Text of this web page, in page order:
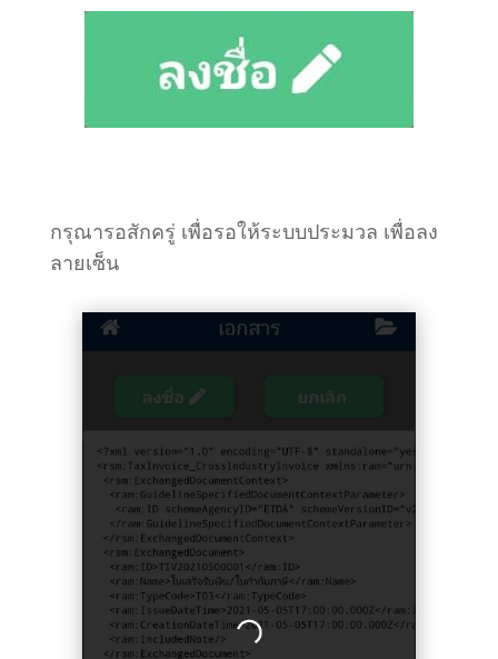
กรุณารอสักครู่ เพื่อรอให้ระบบประมวล เพื่อลง
ลายเซ็น